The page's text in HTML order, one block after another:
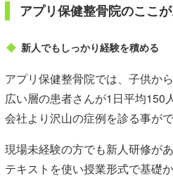
アプリ保健整骨院のここが
新人でもしっかり経験を積める
アプリ保健整骨院では、子供か
広い層の患者さんが1日平均150
会社より沢山の症例を診る事がで
現場未経験の方でも新人研修が
テキストを使い授業形式で基礎